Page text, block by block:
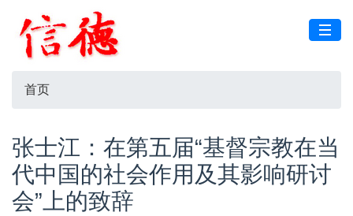
首页
张士江：在第五届“基督宗教在当
代中国的社会作用及其影响研讨
会”上的致辞